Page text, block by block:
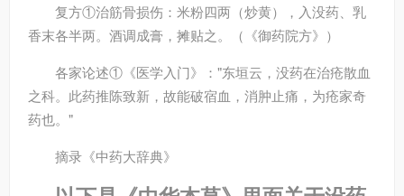
复方①治筋骨损伤：米粉四两（炒黄），入没药、乳
香末各半两。酒调成膏，摊贴之。（《御药院方》）
各家论述①《医学入门》："东垣云，没药在治疮散血
之科。此药推陈致新，故能破宿血，消肿止痛，为疮家奇
药也。"
摘录 《中药大辞典》